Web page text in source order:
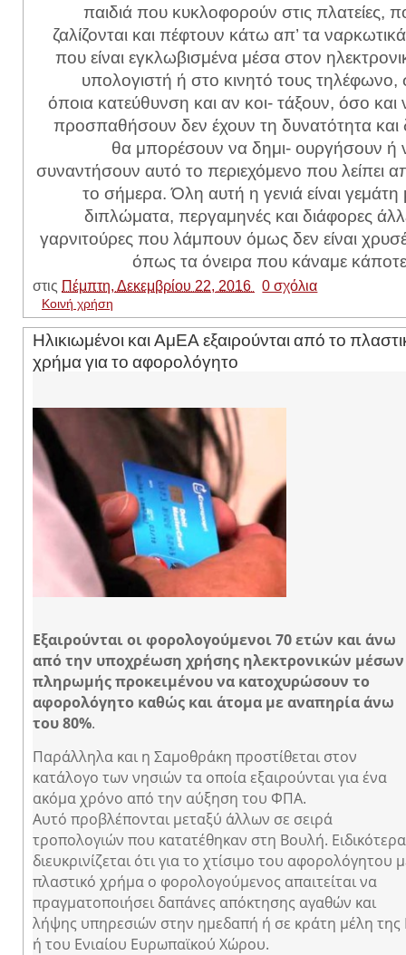
παιδιά που κυκλοφορούν στις πλατείες,
ζαλίζονται και πέφτουν κάτω απ’ τα
που είναι εγκλωβισμένα μέσα στον
υπολογιστή ή στο κινητό τους τηλέφωνο,
όποια κατεύθυνση και αν κοι- τάξουν, όσο και
προσπαθήσουν δεν έχουν τη δυνατότητα και
θα μπορέσουν να δημι- ουργήσουν ή
συναντήσουν αυτό το περιεχόμενο που λείπει
το σήμερα. Όλη αυτή η γενιά είναι γεμάτη
διπλώματα, περγαμηνές και διάφορες
γαρνιτούρες που λάμπουν όμως δεν είναι
όπως τα όνειρα που κάναμε
στις Πέμπτη, Δεκεμβρίου 22, 2016 0 σχόλια
Κοινή χρήση
Ηλικιωμένοι και ΑμΕΑ εξαιρούνται από το
χρήμα για το αφορολόγητο
Εξαιρούνται οι φορολογούμενοι 70 ετών και άνω
από την υποχρέωση χρήσης ηλεκτρονικών μέσων
πληρωμής προκειμένου να κατοχυρώσουν το
αφορολόγητο καθώς και άτομα με αναπηρία άνω
του 80%.
Παράλληλα και η Σαμοθράκη προστίθεται στον
κατάλογο των νησιών τα οποία εξαιρούνται για ένα
ακόμα χρόνο από την αύξηση του ΦΠΑ.
Αυτό προβλέπονται μεταξύ άλλων σε σειρά
τροπολογιών που κατατέθηκαν στη Βουλή. Ειδικότερα
διευκρινίζεται ότι για το χτίσιμο του αφορολόγητου
πλαστικό χρήμα ο φορολογούμενος απαιτείται να
πραγματοποιήσει δαπάνες απόκτησης αγαθών και
λήψης υπηρεσιών στην ημεδαπή ή σε κράτη μέλη της
ή του Ενιαίου Ευρωπαϊκού Χώρου.